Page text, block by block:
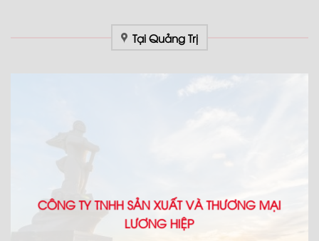
Tại Quảng Trị
CÔNG TY TNHH SẢN XUẤT VÀ THƯƠNG MẠI
LƯƠNG HIỆP